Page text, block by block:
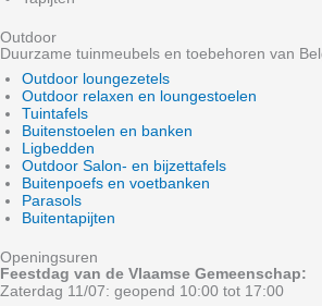
Outdoor
Duurzame tuinmeubels en toebehoren van
Outdoor loungezetels
Outdoor relaxen en loungestoelen
Tuintafels
Buitenstoelen en banken
Ligbedden
Outdoor Salon- en bijzettafels
Buitenpoefs en voetbanken
Parasols
Buitentapijten
Openingsuren
Feestdag van de Vlaamse Gemeenschap:
Zaterdag 11/07: geopend 10:00 tot 17:00